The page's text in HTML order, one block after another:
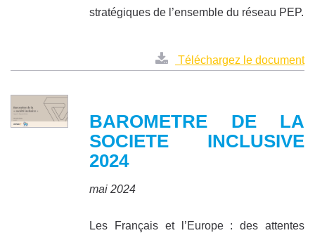
stratégiques de l’ensemble du réseau PEP.
Téléchargez le document
BAROMETRE DE LA
SOCIETE INCLUSIVE
2024
mai 2024
Les Français et l’Europe : des attentes